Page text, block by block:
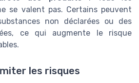
se valent pas. Certains peuvent
non déclarées ou des
ce qui augmente le risque
les risques